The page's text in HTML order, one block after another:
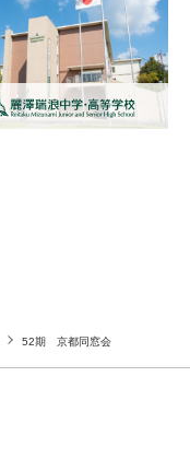
52期 京都同窓会